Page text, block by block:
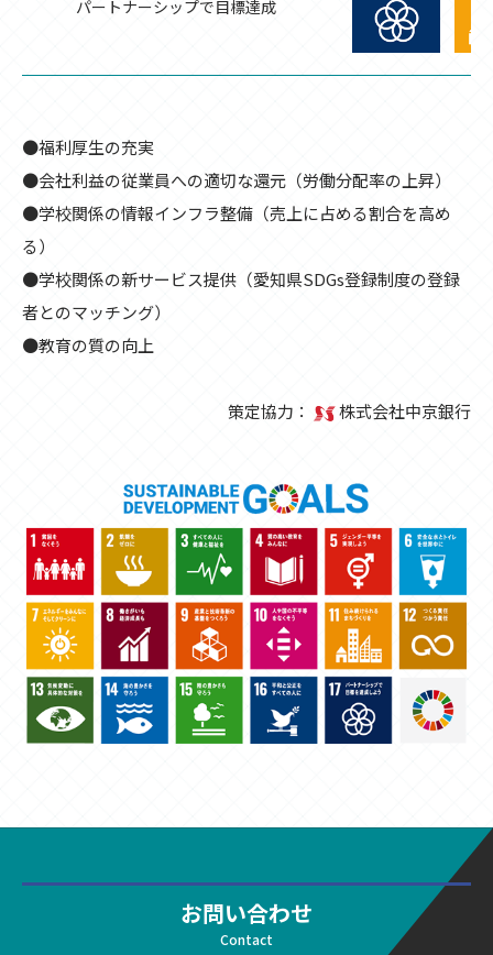
パートナーシップで目標達成
●福利厚生の充実
●会社利益の従業員への適切な還元（労働分配率の上昇）
●学校関係の情報インフラ整備（売上に占める割合を高め
る）
●学校関係の新サービス提供（愛知県SDGs登録制度の登録
者とのマッチング）
●教育の質の向上
策定協力： 株式会社中京銀行
お問い合わせ
Contact